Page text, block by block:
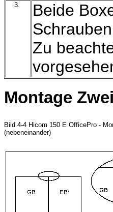
3.
Beide
Zu
Montage
Bild 4-4 Hicom 150 E OfficePro -
(nebeneinander)